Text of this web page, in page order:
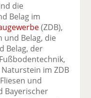
die
Belag im
(ZDB),
und Belag, die
Belag, der
im ZDB
und
Bayerischer